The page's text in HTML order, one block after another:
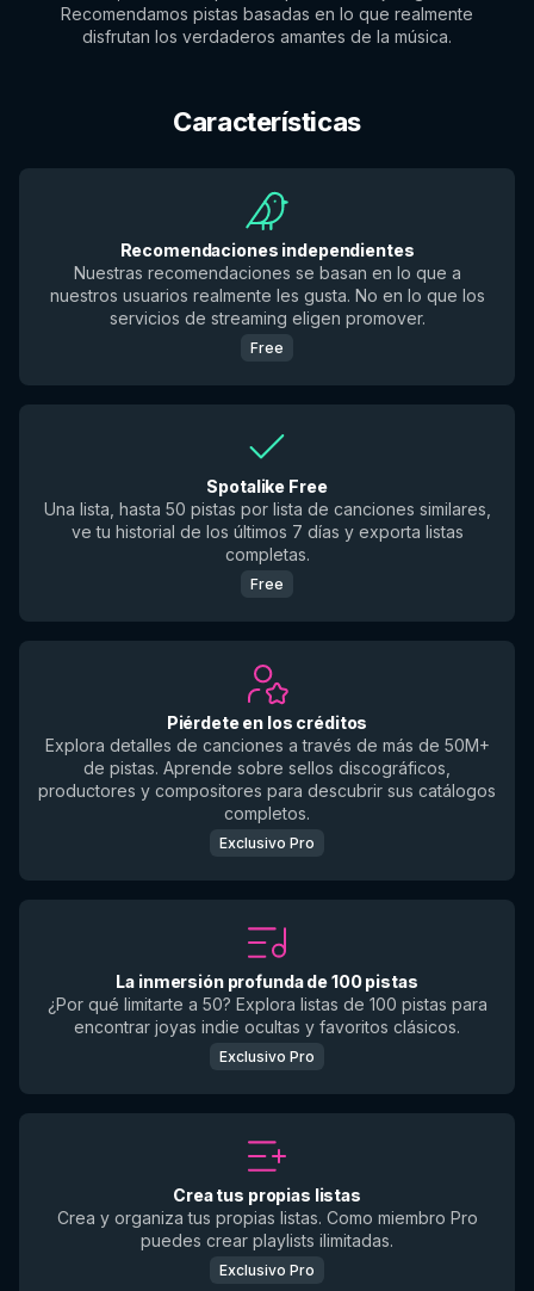
Recomendamos pistas basadas en lo que realmente
disfrutan los verdaderos amantes de la música.
Características
Recomendaciones independientes
Nuestras recomendaciones se basan en lo que a
nuestros usuarios realmente les gusta. No en lo que los
servicios de streaming eligen promover.
Free
Spotalike Free
Una lista, hasta 50 pistas por lista de canciones similares,
ve tu historial de los últimos 7 días y exporta listas
completas.
Free
Piérdete en los créditos
Explora detalles de canciones a través de más de 50M+
de pistas. Aprende sobre sellos discográficos,
productores y compositores para descubrir sus catálogos
completos.
Exclusivo Pro
La inmersión profunda de 100 pistas
¿Por qué limitarte a 50? Explora listas de 100 pistas para
encontrar joyas indie ocultas y favoritos clásicos.
Exclusivo Pro
Crea tus propias listas
Crea y organiza tus propias listas. Como miembro Pro
puedes crear playlists ilimitadas.
Exclusivo Pro